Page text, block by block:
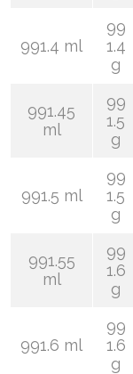
991.4 ml
99
1.4
g
991.45
ml
99
1.5
g
991.5 ml
99
1.5
g
991.55
ml
99
1.6
g
991.6 ml
99
1.6
g